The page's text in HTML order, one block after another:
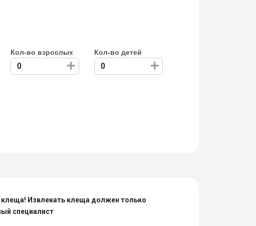
Кол-во взрослых
+
Кол-во детей
+
клеща! Извлекать клеща должен только
специалист